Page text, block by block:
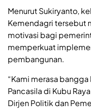
Menurut Sukiryanto,
Kemendagri tersebut
motivasi bagi
memperkuat
pembangunan.
“Kami merasa
Pancasila di Kubu
Dirjen Politik dan